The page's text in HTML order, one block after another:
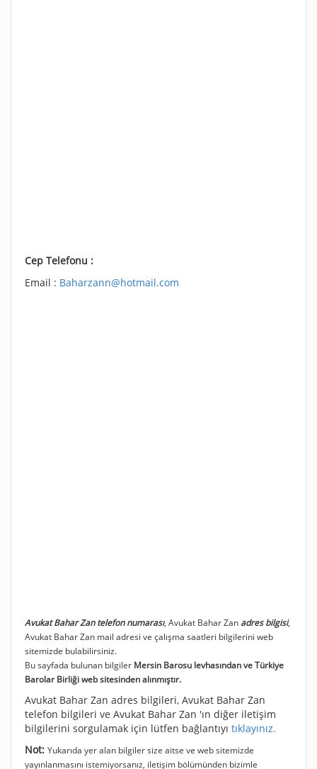
Cep Telefonu :
Email : Baharzann@hotmail.com
Avukat Bahar Zan telefon numarası, Avukat Bahar Zan adres bilgisi,
Avukat Bahar Zan mail adresi ve çalışma saatleri bilgilerini web
sitemizde bulabilirsiniz.
Bu sayfada bulunan bilgiler Mersin Barosu levhasından ve Türkiye
Barolar Birliği web sitesinden alınmıştır.
Avukat Bahar Zan adres bilgileri, Avukat Bahar Zan
telefon bilgileri ve Avukat Bahar Zan 'ın diğer iletişim
bilgilerini sorgulamak için lütfen bağlantıyı tıklayınız.
Not: Yukarıda yer alan bilgiler size aitse ve web sitemizde
yayınlanmasını istemiyorsanız, iletişim bölümünden bizimle